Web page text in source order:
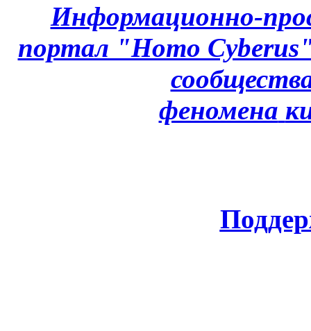
Информационно-
портал "Homo
феномена